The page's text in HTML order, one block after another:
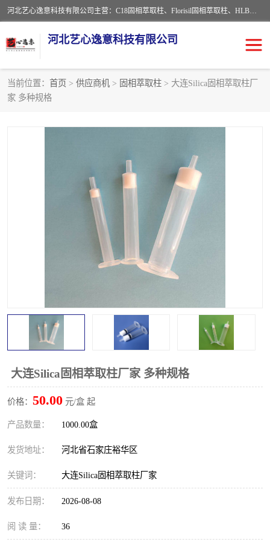
河北艺心逸意科技有限公司主营：C18固相萃取柱、Florisil固相萃取柱、HLB固相萃取柱、MCX固相萃取柱、QuEChERS、固相萃取空柱、针式过滤器 、固相萃取柱、黄曲霉毒素亲和柱。全国咨询热线：18630105913。河北艺心逸意科技有限公司接受来样定做，我们秉承着“顾客至上，锐意进取”的经营理念，坚持客户至上的原则为广大客户提供优质的服务，欢迎广大客户惠顾！免费咨询！
河北艺心逸意科技有限公司
当前位置： 首页 > 供应商机 > 固相萃取柱 > 大连Silica固相萃取柱厂
家 多种规格
大连Silica固相萃取柱厂家 多种规格
价格： 50.00 元/盒 起
产品数量： 1000.00盒
发货地址： 河北省石家庄裕华区
关键词： 大连Silica固相萃取柱厂家
发布日期： 2026-08-08
阅 读 量： 36
固相萃取柱
过滤器/滤膜
SPE配件
96孔板